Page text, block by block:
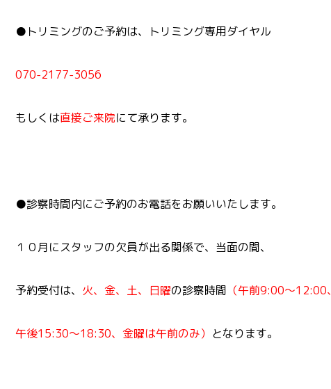
● トリミングのご予約は、トリミング専用ダイヤル
070-2177-3056
もしくは直接ご来院にて承ります。
●診察時間内にご予約のお電話をお願いいたします。
１０月にスタッフの欠員が出る関係で、当面の間、
予約受付は、 火、金、土、日曜の診察時間 （午前9:00～12:00、
午後15:30～18:30、 金曜は午前のみ） となります。